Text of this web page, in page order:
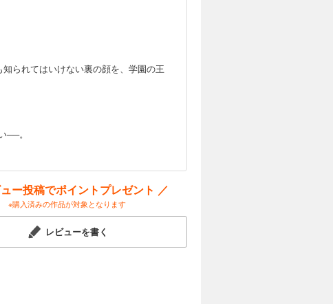
られてはいけない裏の顔を、学園の王
──。
ー投稿でポイントプレゼント ／
※購入済みの作品が対象となります
レビューを書く